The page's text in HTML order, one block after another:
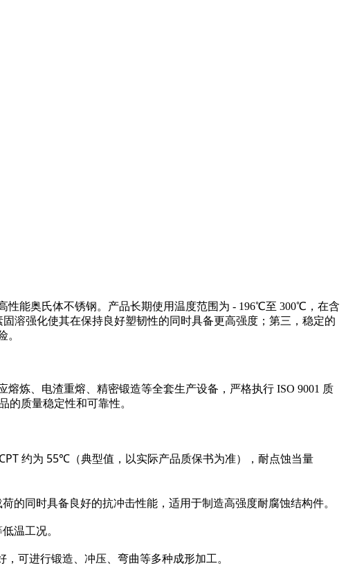
性能奥氏体不锈钢。产品长期使用温度范围为 - 196℃至 300℃，在含
溶强化使其在保持良好塑韧性的同时具备更高强度；第三，稳定的
。
炼、电渣重熔、精密锻造等全套生产设备，严格执行 ISO 9001 质
的质量稳定性和可靠性。
约为 55℃（典型值，以实际产品质保书为准），耐点蚀当量
同时具备良好的抗冲击性能，适用于制造高强度耐腐蚀结构件。
温工况。
可进行锻造、冲压、弯曲等多种成形加工。